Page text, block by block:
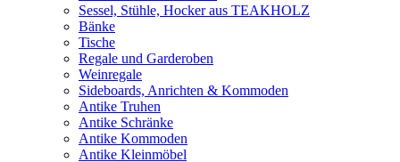
Sessel, Stühle, Hocker aus TEAKHOLZ
Bänke
Tische
Regale und Garderoben
Weinregale
Sideboards, Anrichten & Kommoden
Antike Truhen
Antike Schränke
Antike Kommoden
Antike Kleinmöbel